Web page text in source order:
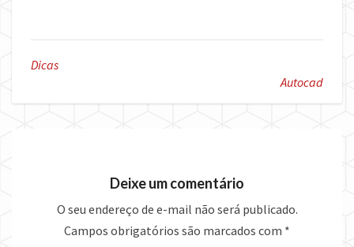
Dicas
Autocad
Deixe um comentário
O seu endereço de e-mail não será publicado.
Campos obrigatórios são marcados com *